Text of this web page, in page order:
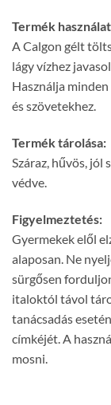
Termék
A Calgon gélt
lágy vízhez
Használja
és szövetekhez.
Termék tárolása:
Száraz, hűvös,
védve.
Figyelmeztetés:
Gyermekek elől
alaposan. Ne
sürgősen
italoktól távol
tanácsadás
címkéjét. A
mosni.